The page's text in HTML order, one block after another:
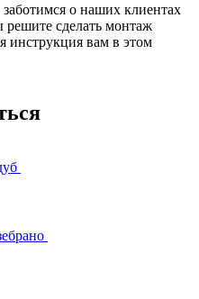
о наших клиентах
сделать монтаж
инструкция вам в этом